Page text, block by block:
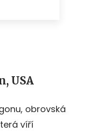
USA
obrovská
víří